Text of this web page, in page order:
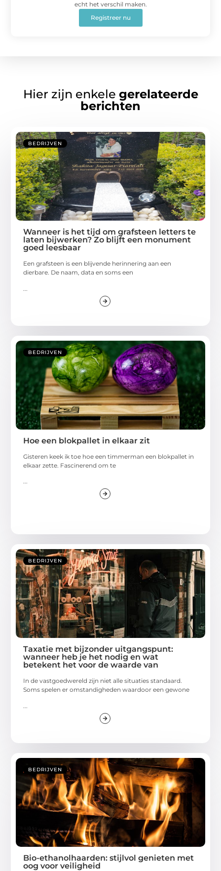
echt het verschil maken.
Registreer nu
Hier zijn enkele gerelateerde
berichten
BEDRIJVEN
Wanneer is het tijd om grafsteen letters te
laten bijwerken? Zo blijft een monument
goed leesbaar
Een grafsteen is een blijvende herinnering aan een
dierbare. De naam, data en soms een
BEDRIJVEN
Hoe een blokpallet in elkaar zit
Gisteren keek ik toe hoe een timmerman een blokpallet in
elkaar zette. Fascinerend om te
...
BEDRIJVEN
Taxatie met bijzonder uitgangspunt:
wanneer heb je het nodig en wat
betekent het voor de waarde van
In de vastgoedwereld zijn niet alle situaties standaard.
Soms spelen er omstandigheden waardoor een gewone
BEDRIJVEN
Bio-ethanolhaarden: stijlvol genieten met
oog voor veiligheid